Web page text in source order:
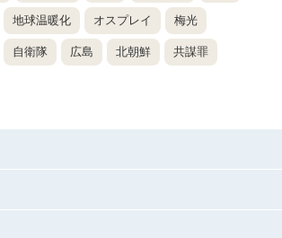
地球温暖化 オスプレイ 梅光
自衛隊 広島 北朝鮮 共謀罪